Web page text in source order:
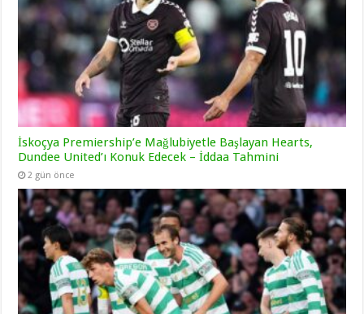
İskoçya Premiership’e Mağlubiyetle Başlayan Hearts,
Dundee United’ı Konuk Edecek – İddaa Tahmini
2 gün önce